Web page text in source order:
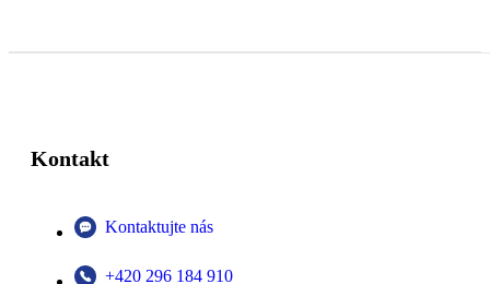
Kontakt
Kontaktujte nás
+420 296 184 910